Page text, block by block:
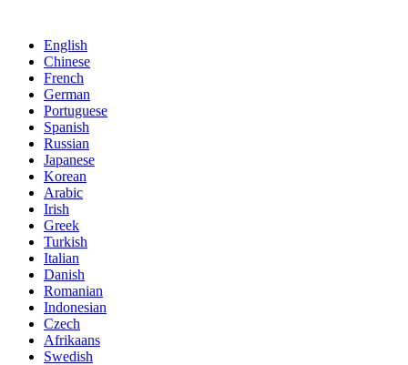
English
Chinese
French
German
Portuguese
Spanish
Russian
Japanese
Korean
Arabic
Irish
Greek
Turkish
Italian
Danish
Romanian
Indonesian
Czech
Afrikaans
Swedish